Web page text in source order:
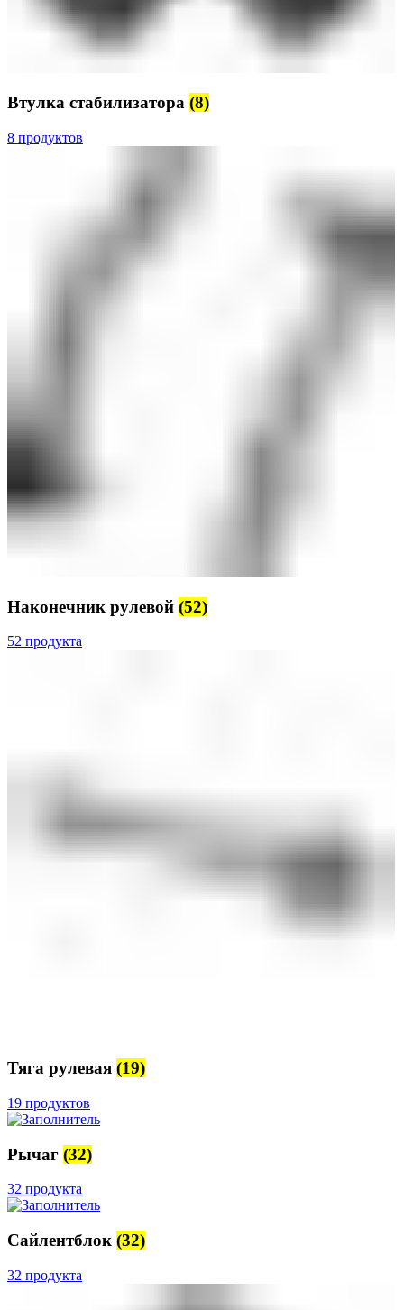
Втулка стабилизатора (8)
8 продуктов
Наконечник рулевой (52)
52 продукта
Тяга рулевая (19)
19 продуктов
Рычаг (32)
32 продукта
Сайлентблок (32)
32 продукта